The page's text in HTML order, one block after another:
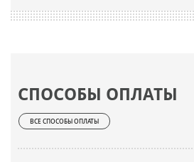
СПОСОБЫ ОПЛАТЫ
ВСЕ СПОСОБЫ ОПЛАТЫ